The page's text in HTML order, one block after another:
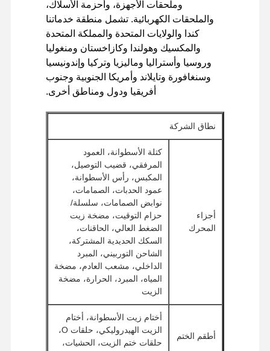
محرك الديزل
محرك ميتسوبيشي
محرك الحفريات
مضخة حقن
تجميع الشاحن التربيني
قطع غيار المحركات الأخرى
نظام التحكم الإلكتروني
المكونات الكهربائية للمحرك
الأجزاء الهيدروليكية للحفارة
وملحقات الأجهزة، وأحزمة الأسلاك،
والملحقات الكهربائية. تشمل منطقة خدماتنا
كندا والولايات المتحدة والمملكة المتحدة
والمكسيك وهولندا وكازاخستان ومنغوليا
وروسيا وأستراليا وماليزيا وتركيا وإندونيسيا
وسنغافورة وتايلاند وأمريكا الجنوبية وجنوب
أفريقيا ودول ومناطق أخرى.
نطاق الشركة
أجزاء
المحرك
كتلة الأسطوانة، العمود
المرفقي، قضيب التوصيل،
المكبس، رأس الأسطوانة،
عمود الحدبات، الصمامات،
نوابض الصمامات، سلسلة/
حزام التوقيت، مضخة زيت
الضغط العالي، الحاقنات،
السكك الحديدية المشتركة،
الشاحن التوربيني، المبرد
الداخلي، مشعب العادم، مضخة
المياه، المبرد، الحرارة، مضخة
الزيت
أطقم الختم
أختام زيت الأسطوانة، أختام
الزيت الهيدروليكي، حلقات O،
حلقات ختم الزيت، الحشيات،